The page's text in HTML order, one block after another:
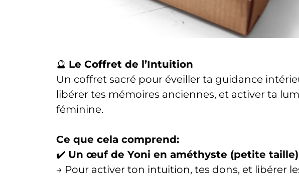
🔮 Le Coffret de l’Intuition
Un coffret sacré pour éveiller ta guidance
libérer tes mémoires anciennes, et activer ta
féminine.
Ce que cela comprend:
✔️ Un œuf de Yoni en améthyste (petite taille)
→ Pour activer ton intuition, tes dons, et libérer